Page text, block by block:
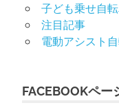
子ども乗せ自
注目記事
電動アシスト
FACEBOOKペー